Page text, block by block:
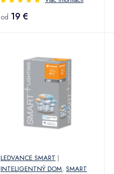
od 19 €
LEDVANCE SMART |
INTELIGENTNÝ DOM, SMART